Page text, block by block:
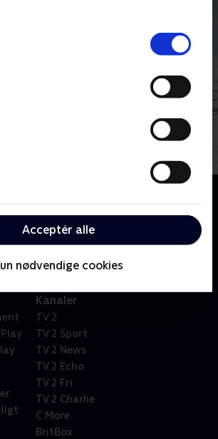
Acceptér alle
nødvendige cookies
en affære.
Kanaler
TV 2
TV 2 Sport
TV 2 News
TV 2 Echo
TV 2 Fri
TV 2 Charlie
C More
BritBox